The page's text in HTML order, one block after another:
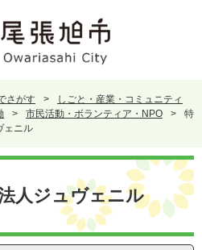
さがす >
しごと・産業・コミュニティ
> 市民活動・ボランティア・NPO >
特
ェニル
人ジュヴェニル